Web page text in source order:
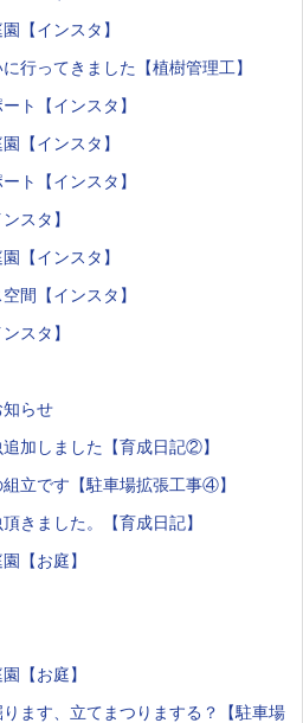
【インスタ】
行ってきました【植樹管理工】
ト【インスタ】
【インスタ】
ト【インスタ】
スタ】
【インスタ】
間【インスタ】
スタ】
らせ
加しました【育成日記②】
立です【駐車場拡張工事④】
きました。【育成日記】
【お庭】
【お庭】
ます、立てまつりまする？【駐車場